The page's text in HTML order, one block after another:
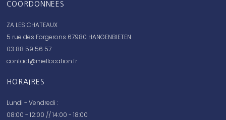
COORDONNEES
ZA LES CHATEAUX
5 rue des Forgerons 67980 HANGENBIETEN
03 88 59 56 57
contact@mellocation.fr
HORAIRES
Lundi - Vendredi :
08:00 - 12:00 // 14:00 - 18:00